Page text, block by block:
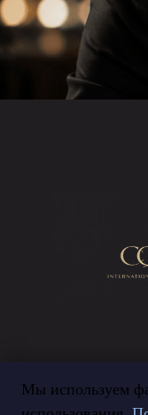
Мы используем